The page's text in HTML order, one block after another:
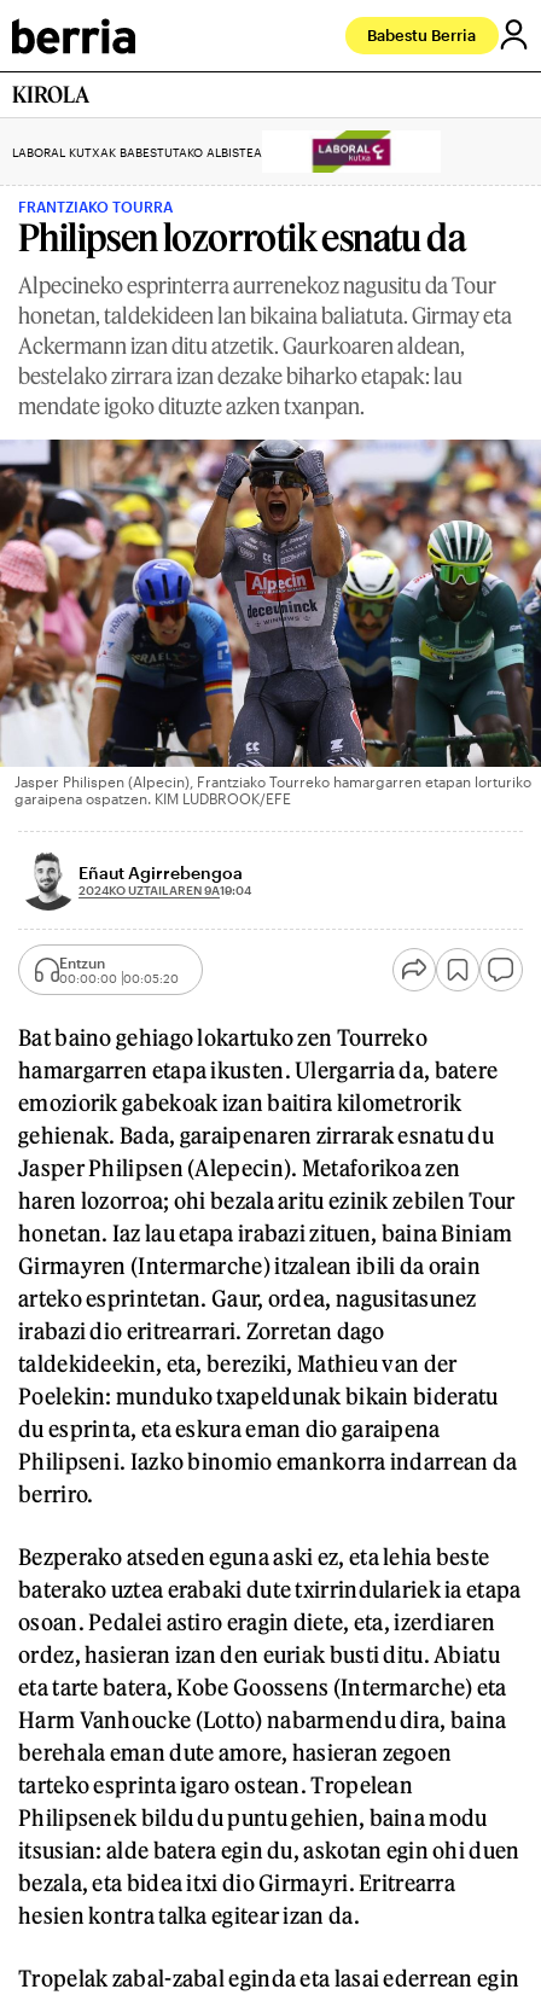
Babestu Berria
KIROLA
LABORAL KUTXAK BABESTUTAKO ALBISTEA
FRANTZIAKO TOURRA
Philipsen lozorrotik esnatu da
Alpecineko esprinterra aurrenekoz nagusitu da Tour
honetan, taldekideen lan bikaina baliatuta. Girmay eta
Ackermann izan ditu atzetik. Gaurkoaren aldean,
bestelako zirrara izan dezake biharko etapak: lau
mendate igoko dituzte azken txanpan.
Jasper Philispen (Alpecin), Frantziako Tourreko hamargarren etapan lorturiko
garaipena ospatzen. KIM LUDBROOK/EFE
Eñaut Agirrebengoa
2024KO UZTAILAREN 9A19:04
Entzun
00:00:00 00:05:20
Bat baino gehiago lokartuko zen Tourreko
hamargarren etapa ikusten. Ulergarria da, batere
emoziorik gabekoak izan baitira kilometrorik
gehienak. Bada, garaipenaren zirrarak esnatu du
Jasper Philipsen (Alepecin). Metaforikoa zen
haren lozorroa; ohi bezala aritu ezinik zebilen Tour
honetan. Iaz lau etapa irabazi zituen, baina Biniam
Girmayren (Intermarche) itzalean ibili da orain
arteko esprintetan. Gaur, ordea, nagusitasunez
irabazi dio eritrearrari. Zorretan dago
taldekideekin, eta, bereziki, Mathieu van der
Poelekin: munduko txapeldunak bikain bideratu
du esprinta, eta eskura eman dio garaipena
Philipseni. Iazko binomio emankorra indarrean da
berriro.
Bezperako atseden eguna aski ez, eta lehia beste
baterako uztea erabaki dute txirrindulariek ia etapa
osoan. Pedalei astiro eragin diete, eta, izerdiaren
ordez, hasieran izan den euriak busti ditu. Abiatu
eta tarte batera, Kobe Goossens (Intermarche) eta
Harm Vanhoucke (Lotto) nabarmendu dira, baina
berehala eman dute amore, hasieran zegoen
tarteko esprinta igaro ostean. Tropelean
Philipsenek bildu du puntu gehien, baina modu
itsusian: alde batera egin du, askotan egin ohi duen
bezala, eta bidea itxi dio Girmayri. Eritrearra
hesien kontra talka egitear izan da.
Tropelak zabal-zabal eginda eta lasai ederrean egin